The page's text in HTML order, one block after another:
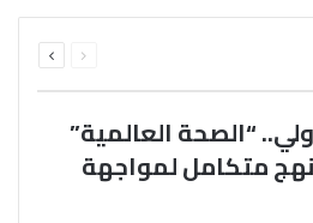
الصفحةالصفحة
“الصحة العالمية”
متكامل لمواجهة